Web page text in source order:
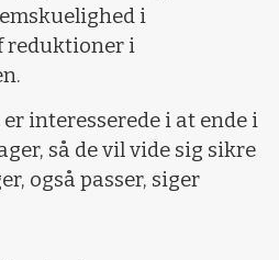
i
reduktioner i
interesserede i at ende i
så de vil vide sig sikre
også passer, siger